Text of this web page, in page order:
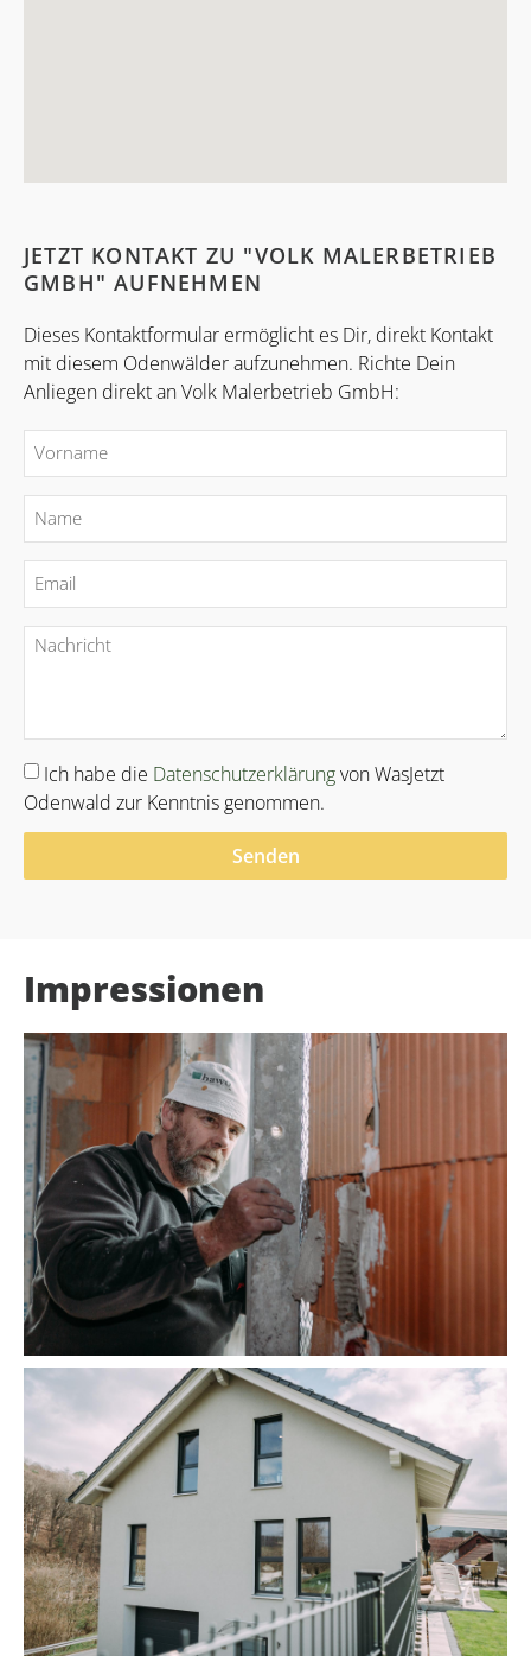
JETZT KONTAKT ZU "VOLK MALERBETRIEB
GMBH" AUFNEHMEN
Dieses Kontaktformular ermöglicht es Dir, direkt Kontakt
mit diesem Odenwälder aufzunehmen. Richte Dein
Anliegen direkt an Volk Malerbetrieb GmbH:
Ich habe die Datenschutzerklärungvon WasJetzt
Odenwald zur Kenntnis genommen.
Senden
Impressionen